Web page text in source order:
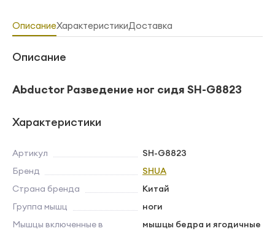
ОписаниеХарактеристикиДоставка
Описание
Abductor Разведение ног сидя SH-G8823
Характеристики
Артикул
SH-G8823
Бренд
SHUA
Страна бренда
Китай
Группа мышц
ноги
Мышцы включенные в
мышцы бедра и ягодичные